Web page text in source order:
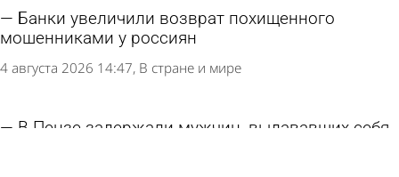
Банки увеличили возврат похищенного
мошенниками у россиян
4 августа 2026 14:47 В стране и мире
В Пензе задержали мужчин, выдававших себя